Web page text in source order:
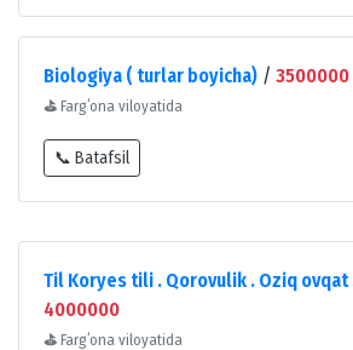
Biologiya ( turlar boyicha) /
⛳ Fargʻona viloyatida
📞 Batafsil
Til Koryes tili . Qorovulik . Oziq ovqat
4000000
⛳ Fargʻona viloyatida